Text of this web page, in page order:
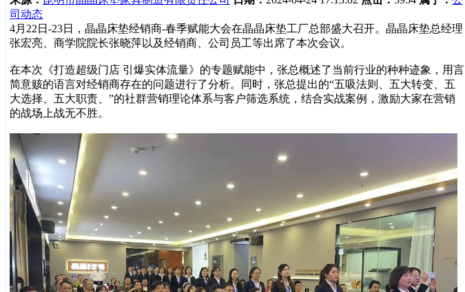
司动态
4月22日-23日，晶晶床垫经销商-春季赋能大会在晶晶床垫工厂总部盛大召开。晶晶床垫总经理
张宏亮、商学院院长张晓萍以及经销商、公司员工等出席了本次会议。
在本次《打造超级门店 引爆实体流量》的专题赋能中，张总概述了当前行业的种种迹象，用言
简意赅的语言对经销商存在的问题进行了分析。同时，张总提出的“五吸法则、五大转变、五
大选择、五大职责、”的社群营销理论体系与客户筛选系统，结合实战案例，激励大家在营销
的战场上战无不胜。